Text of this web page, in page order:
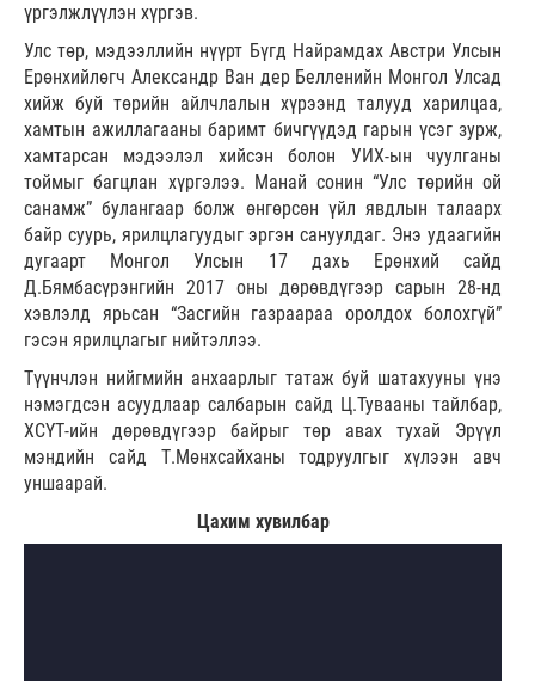
үргэлжлүүлэн хүргэв.
Улс төр, мэдээллийн нүүрт Бүгд Найрамдах Австри Улсын
Ерөнхийлөгч Александр Ван дер Белленийн Монгол Улсад
хийж буй төрийн айлчлалын хүрээнд талууд харилцаа,
хамтын ажиллагааны баримт бичгүүдэд гарын үсэг зурж,
хамтарсан мэдээлэл хийсэн болон УИХ-ын чуулганы
тоймыг багцлан хүргэлээ. Манай сонин “Улс төрийн ой
санамж” булангаар болж өнгөрсөн үйл явдлын талаарх
байр суурь, ярилцлагуудыг эргэн сануулдаг. Энэ удаагийн
дугаарт Монгол Улсын 17 дахь Ерөнхий сайд
Д.Бямбасүрэнгийн 2017 оны дөрөвдүгээр сарын 28-нд
хэвлэлд ярьсан “Засгийн газраараа оролдох болохгүй”
гэсэн ярилцлагыг нийтэллээ.
Түүнчлэн нийгмийн анхаарлыг татаж буй шатахууны үнэ
нэмэгдсэн асуудлаар салбарын сайд Ц.Тувааны тайлбар,
ХСҮТ-ийн дөрөвдүгээр байрыг төр авах тухай Эрүүл
мэндийн сайд Т.Мөнхсайханы тодруулгыг хүлээн авч
уншаарай.
Цахим хувилбар